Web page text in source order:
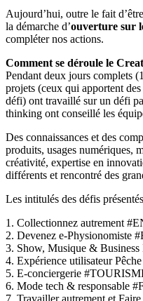
Aujourd’hui, outre le fait
la démarche d’ouverture sur
compléter nos actions.
Comment se déroule le
Pendant deux jours complets
projets (ceux qui apportent
défi) ont travaillé sur un défi
thinking ont conseillé les
Des connaissances et des
produits, usages numériques,
créativité, expertise en
différents et rencontré des
Les intitulés des défis
1. Collectionnez autrement
2. Devenez e-Physionomiste
3. Show, Musique &
4. Expérience utilisateur
5. E-conciergerie
6. Mode tech & responsable